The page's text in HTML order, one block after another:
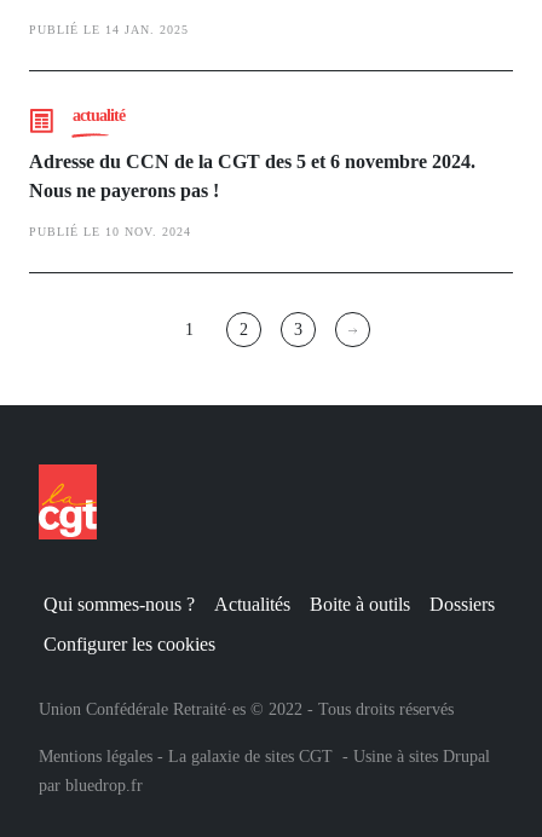
PUBLIÉ LE 14 JAN. 2025
actualité
Adresse du CCN de la CGT des 5 et 6 novembre 2024.
Nous ne payerons pas !
PUBLIÉ LE 10 NOV. 2024
Page
1 Page
2 Page
3
Qui sommes-nous ? Actualités Boite à outils
Dossiers
Configurer les cookies
Union Confédérale Retraité·es © 2022 - Tous droits réservés
Mentions légales - La galaxie de sites CGT - Usine à sites Drupal
par bluedrop.fr